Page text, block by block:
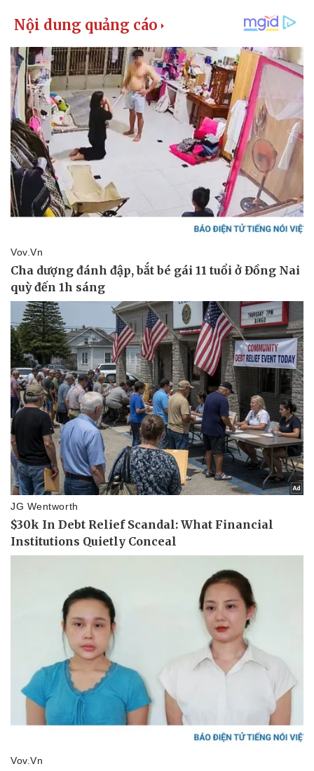
Kinh tế
Bất động sản
Khởi nghiệp
Thị trường
Giá vàng
Tiêu dùng
Tỷ giá
Chứng khoán
Giá cà phê